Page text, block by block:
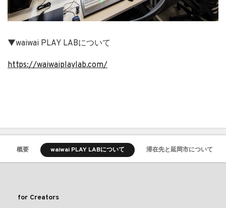
▼waiwai PLAY LABについて
https://waiwaiplaylab.com/
概要 waiwai PLAY LABについて 滞在先と延岡市について
for Creators